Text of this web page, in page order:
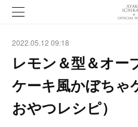
2022.05.12 09:18
レモン＆型＆オー
ケーキ風かぼちゃ
おやつレシピ）